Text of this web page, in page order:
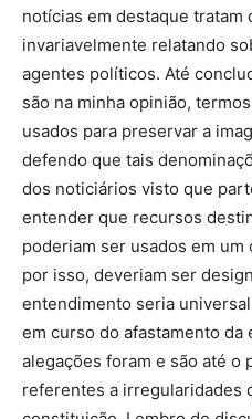
notícias em destaque tratam
invariavelmente relatando
agentes políticos. Até
são na minha opinião,
usados para preservar a
defendo que tais
dos noticiários visto que
entender que recursos
poderiam ser usados em
por isso, deveriam ser
entendimento seria
em curso do afastamento da
alegações foram e são até o
referentes a irregularidades